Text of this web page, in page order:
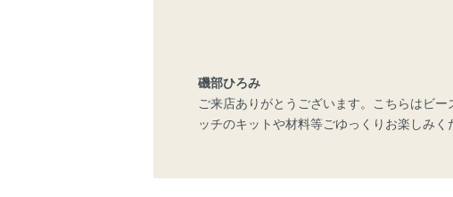
磯部ひろみ
ご来店ありがとうございます。こちらはビ
ッチのキットや材料等ごゆっくりお楽しみく